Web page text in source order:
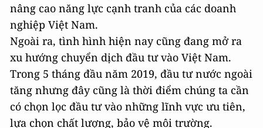
nâng cao năng lực cạnh tranh của các doanh
nghiệp Việt Nam.
Ngoài ra, tình hình hiện nay cũng đang mở ra
xu hướng chuyển dịch đầu tư vào Việt Nam.
Trong 5 tháng đầu năm 2019, đầu tư nước ngoài
tăng nhưng đây cũng là thời điểm chúng ta cần
có chọn lọc đầu tư vào những lĩnh vực ưu tiên,
lựa chọn chất lượng, bảo vệ môi trường.